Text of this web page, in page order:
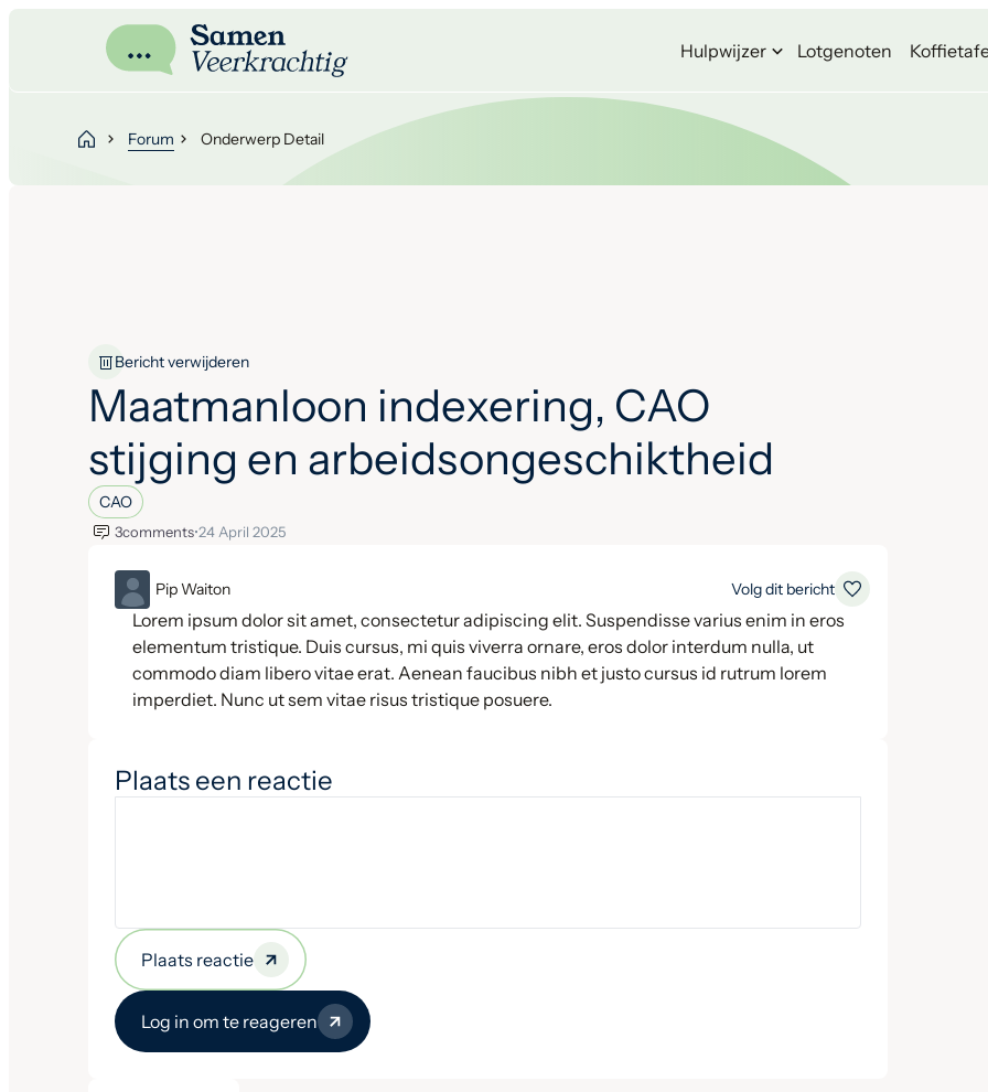
Hulpwijzer Lotgenoten
Forum Onderwerp Detail
Bericht verwijderen
Maatmanloon indexering, CAO
stijging en arbeidsongeschiktheid
CAO
3comments•24 April 2025
ML Pip Waiton Volg dit bericht
Lorem ipsum dolor sit amet, consectetur adipiscing elit. Suspendisse varius enim in eros
elementum tristique. Duis cursus, mi quis viverra ornare, eros dolor interdum nulla, ut
commodo diam libero vitae erat. Aenean faucibus nibh et justo cursus id rutrum lorem
imperdiet. Nunc ut sem vitae risus tristique posuere.
Plaats een reactie
Plaats reactie
Log in om te reageren